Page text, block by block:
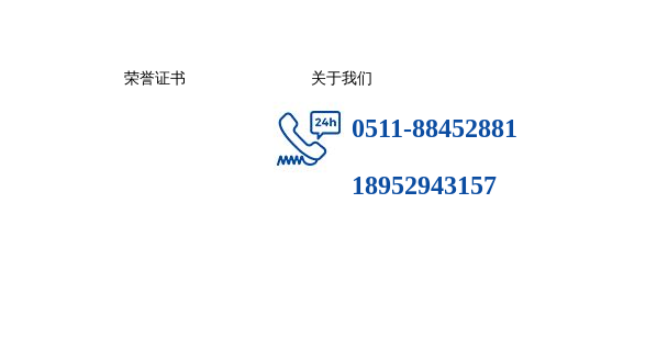
荣誉证书 关于我们
0511-88452881
18952943157